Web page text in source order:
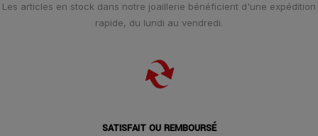
Les articles en stock dans notre joaillerie bénéficient d'une expédition
rapide, du lundi au vendredi.
SATISFAIT OU REMBOURSÉ